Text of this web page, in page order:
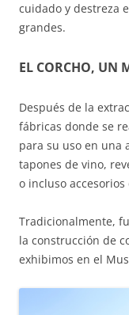
cuidado y destreza
grandes.
EL CORCHO, UN
Después de la
fábricas donde se
para su uso en una
tapones de vino,
o incluso accesorios
Tradicionalmente,
la construcción de
exhibimos en el